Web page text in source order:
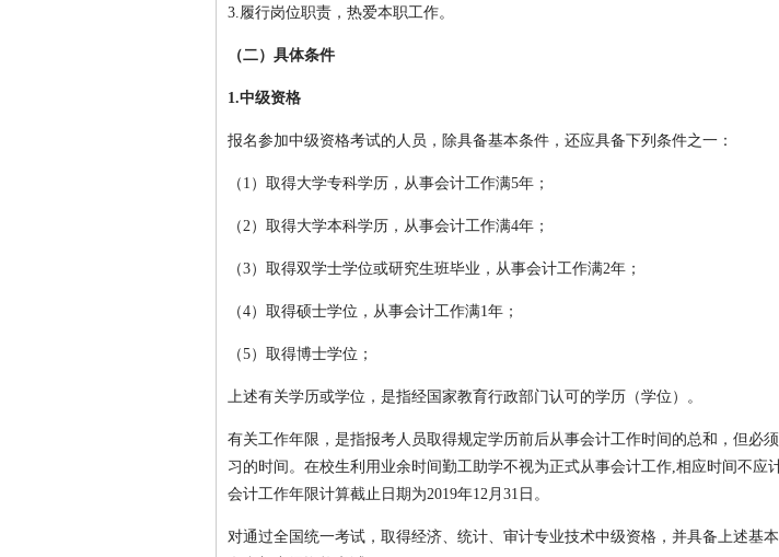
3.履行岗位职责，热爱本职工作。
（二）具体条件
1.中级资格
报名参加中级资格考试的人员，除具备基本条件，还应具备下列条件之一：
（1）取得大学专科学历，从事会计工作满5年；
（2）取得大学本科学历，从事会计工作满4年；
（3）取得双学士学位或研究生班毕业，从事会计工作满2年；
（4）取得硕士学位，从事会计工作满1年；
（5）取得博士学位；
上述有关学历或学位，是指经国家教育行政部门认可的学历（学位）。
有关工作年限，是指报考人员取得规定学历前后从事会计工作时间的总和，但必
习的时间。在校生利用业余时间勤工助学不视为正式从事会计工作,相应时间不应
会计工作年限计算截止日期为2019年12月31日。
对通过全国统一考试，取得经济、统计、审计专业技术中级资格，并具备上述基